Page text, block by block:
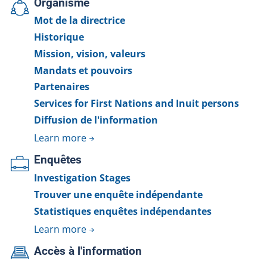
Organisme
Mot de la directrice
Historique
Mission, vision, valeurs
Mandats et pouvoirs
Partenaires
Services for First Nations and Inuit persons
Diffusion de l'information
Learn more
Enquêtes
Investigation Stages
Trouver une enquête indépendante
Statistiques enquêtes indépendantes
Learn more
Accès à l'information